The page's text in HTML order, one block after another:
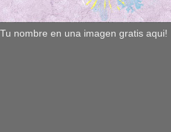
Tu nombre en una imagen gratis aqui!